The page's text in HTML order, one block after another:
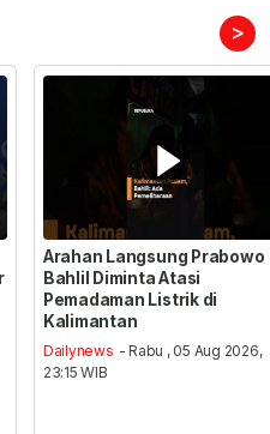
>
Arahan Langsung Prabowo
Bahlil Diminta Atasi
Pemadaman Listrik di
Kalimantan
Dailynews - Rabu , 05 Aug 2026,
23:15 WIB